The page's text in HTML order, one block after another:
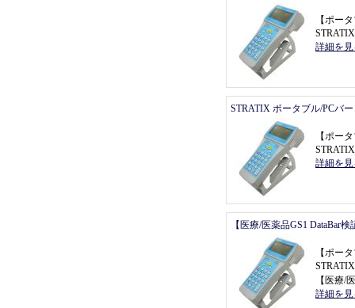
【ポー
詳細を
STRATIX ポータブル/PCバ
【ポー
詳細を
【医療/医薬品GS1 DataBar
【ポー
【 医療/
詳細を